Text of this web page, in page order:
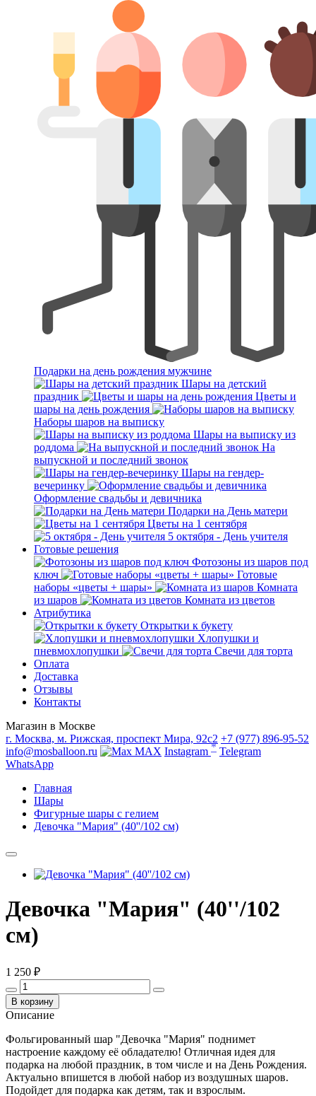
Подарки на день рождения мужчине
Шары на детский
праздник
Цветы и
шары на день рождения
Наборы шаров на выписку
Шары на выписку из
роддома
На
выпускной и последний звонок
Шары на гендер-
вечеринку
Оформление свадьбы и девичника
Подарки на День матери
Цветы на 1 сентября
5 октября - День учителя
Готовые решения
Фотозоны из шаров под
ключ
Готовые
наборы «цветы + шары»
Комната
из шаров
Комната из цветов
Атрибутика
Открытки к букету
Хлопушки и
пневмохлопушки
Свечи для торта
Оплата
Доставка
Отзывы
Контакты
Магазин в Москве
г. Москва, м. Рижская, проспект Мира, 92с2 +7 (977) 896-95-52
info@mosballoon.ru
MAX Instagram * Telegram
WhatsApp
Главная
Шары
Фигурные шары с гелием
Девочка "Мария" (40''/102 см)
Девочка "Мария" (40''/102
см)
1 250 ₽
В корзину
Описание
Фольгированный шар "Девочка "Мария" поднимет
настроение каждому её обладателю! Отличная идея для
подарка на любой праздник, в том числе и на День Рождения.
Актуально впишется в любой набор из воздушных шаров.
Подойдет для подарка как детям, так и взрослым.